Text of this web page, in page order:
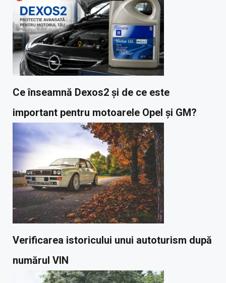
Ce înseamnă Dexos2 și de ce este
important pentru motoarele Opel și GM?
Verificarea istoricului unui autoturism după
numărul VIN